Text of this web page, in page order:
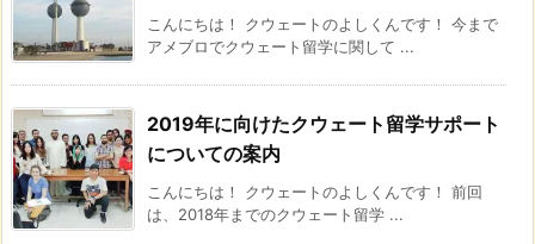
こんにちは！ クウェートのよしくんです！ 今まで
アメブロでクウェート留学に関して ...
2019年に向けたクウェート留学サポート
についての案内
こんにちは！ クウェートのよしくんです！ 前回
は、2018年までのクウェート留学 ...